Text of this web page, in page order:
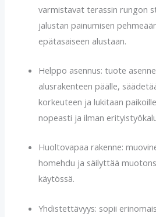
varmistavat terassin rungon
jalustan painumisen
epätasaiseen alustaan.
Helppo asennus: tuote
alusrakenteen päälle,
korkeuteen ja lukitaan
nopeasti ja ilman
Huoltovapaa rakenne:
homehdu ja säilyttää
käytössä.
Yhdistettävyys: sopii